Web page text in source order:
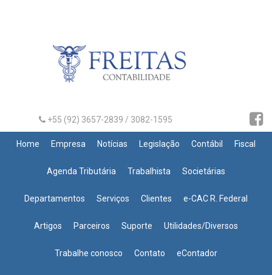
+55 (92) 3657-2839 / 3082-1595
Home Empresa Notícias Legislação Contábil Fiscal
Agenda Tributária Trabalhista Societárias
Departamentos Serviços Clientes e-CAC R. Federal
Artigos Parceiros Suporte Utilidades/Diversos
Trabalhe conosco Contato eContador